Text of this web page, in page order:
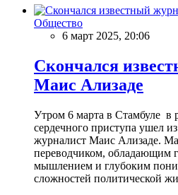
Общество
6 март 2025, 20:06
Скончался
Маис Ализаде
Утром 6 марта в Стамбуле в
сердечного приступа ушел
журналист Маис Ализаде.
переводчиком, обладающим
мышлением и глубоким
сложностей политической